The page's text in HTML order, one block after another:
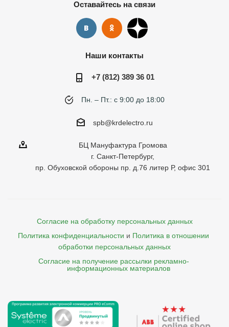
Оставайтесь на связи
Наши контакты
+7 (812) 389 36 01
Пн. – Пт.: с 9:00 до 18:00
spb@krdelectro.ru
БЦ Мануфактура Громова
г. Санкт-Петербург,
пр. Обуховской обороны пр. д.76 литер Р, офис 301
Согласие на обработку персональных данных
Политика конфиденциальности и Политика в отношении
обработки персональных данных
Согласие на получение рассылки рекламно-
    информационных материалов